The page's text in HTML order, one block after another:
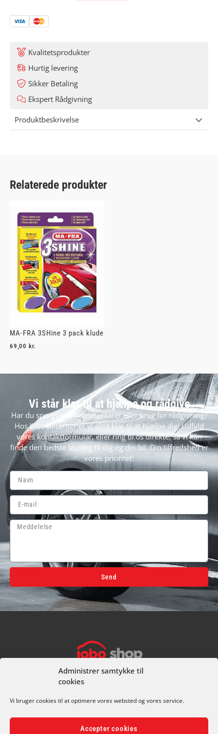
Administrer samtykke til
cookies
Vi bruger cookies til at optimere vores websted og vores service.
Accepter cookies
mere for gratis fragt
Gå til betaling
Kvalitetsprodukter
Hurtig levering
Sikker Betaling
Ekspert Rådgivning
Produktbeskrivelse
Relaterede produkter
MA-FRA 3SHine 3 pack klude
69,00 kr.
Vi står klar til at hjælpe og rådgive
Har du spørgsmål, kommentarer eller brug for rådgivning?
Hos Jobo Bilcenter er vi altid klar til at hjælpe dig! Udfyld
vores kontaktformular, eller ring til os direkte, så vi kan
finde den bedste løsning til dig og din bil. Din tilfredshed er
vores prioritet!
Send
Alternative:
OLE RØMERS VEJ 1A, 3000 HELSINGØR